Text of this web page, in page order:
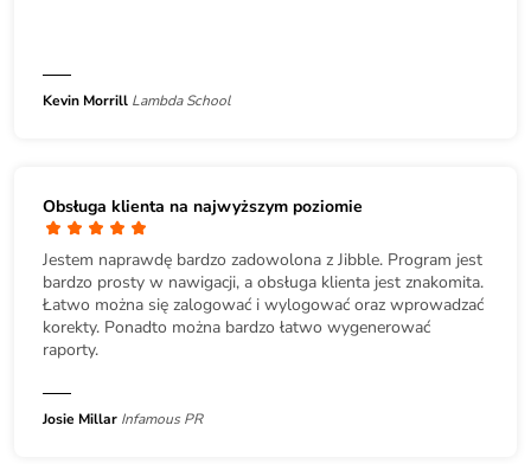
Kevin Morrill Lambda School
Obsługa klienta na najwyższym poziomie
Jestem naprawdę bardzo zadowolona z Jibble. Program jest
bardzo prosty w nawigacji, a obsługa klienta jest znakomita.
Łatwo można się zalogować i wylogować oraz wprowadzać
korekty. Ponadto można bardzo łatwo wygenerować
raporty.
Josie Millar Infamous PR